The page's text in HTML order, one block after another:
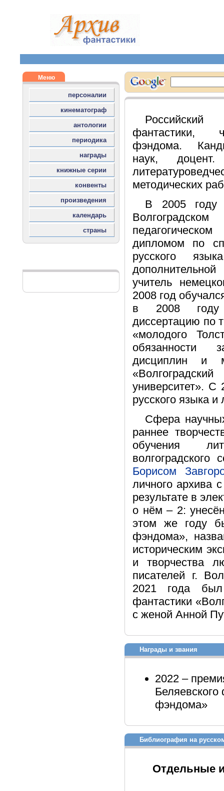
фантастики,
фэндома.
наук,
методических
В 2005 году
дипломом по
русского
учитель
2008 год
в 2008 году
диссертацию по
«молодого
обязанности
дисциплин и
«Волгоградский
университет». С
русского языка
Сфера
раннее
обучения
Борисом
личного архива
результате в
о нём – 2:
этом же году
фэндома»,
историческим
и творчества
писателей г.
2021 года был
фантастики
с женой Анной
Награды и звания
2022 –
Беляевского
фэндома»
Библиография на
Отдельные